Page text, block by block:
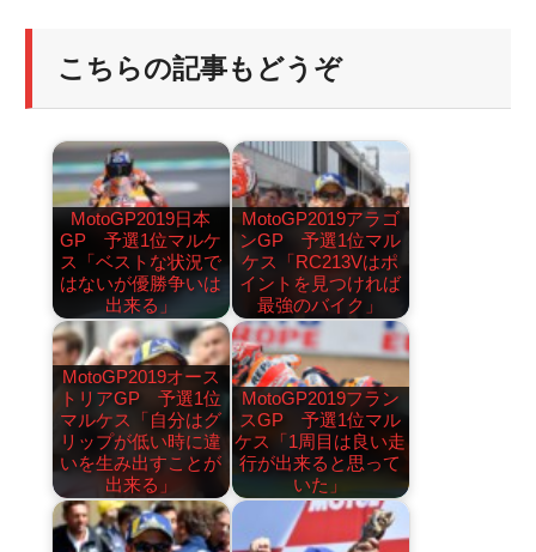
こちらの記事もどうぞ
MotoGP2019日本
GP 予選1位マルケ
ス「ベストな状況で
はないが優勝争いは
出来る」
MotoGP2019アラゴ
ンGP 予選1位マル
ケス「RC213Vはポ
イントを見つければ
最強のバイク」
MotoGP2019オース
トリアGP 予選1位
マルケス「自分はグ
リップが低い時に違
いを生み出すことが
出来る」
MotoGP2019フラン
スGP 予選1位マル
ケス「1周目は良い走
行が出来ると思って
いた」